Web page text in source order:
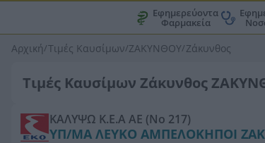
Εφημερεύοντα
Φαρμακεία
Αρχική/Τιμές Καυσίμων/ΖΑΚΥΝΘΟΥ/Ζάκυνθος
Τιμές Καυσίμων Ζάκυνθος
ΚΑΛΥΨΩ Κ.Ε.Α ΑΕ (Νο 217)
ΥΠ/ΜΑ ΛΕΥΚΟ ΑΜΠΕΛΟΚΗΠΟΙ